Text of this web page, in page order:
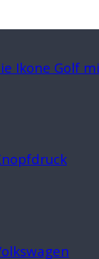
Ikone Golf